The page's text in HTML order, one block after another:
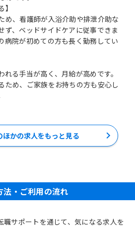
め、看護師が入浴介助や排泄介助な
ず、ベッドサイドケアに従事できま
病院が初めての方も長く勤務してい
る手当が高く、月給が高めです。
ため、ご家族をお持ちの方も安心し
ほかの求人をもっと見る
法・ご利用の流れ
職サポートを通じて、気になる求人を